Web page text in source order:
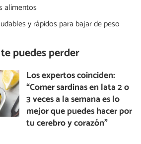
alimentos
y rápidos para bajar de peso
puedes perder
Los expertos coinciden:
“Comer sardinas en lata 2 o
3 veces a la semana es lo
mejor que puedes hacer por
tu cerebro y corazón”